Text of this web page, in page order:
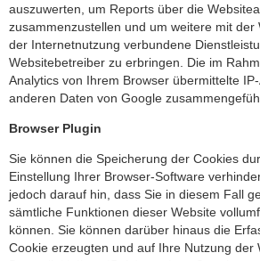
auszuwerten, um Reports über die
zusammenzustellen und um weitere mit der
der Internetnutzung verbundene
Websitebetreiber zu erbringen. Die im
Analytics von Ihrem Browser übermittelte
anderen Daten von Google
Browser Plugin
Sie können die Speicherung der Cookies
Einstellung Ihrer Browser-Software
jedoch darauf hin, dass Sie in diesem Fall
sämtliche Funktionen dieser Website
können. Sie können darüber hinaus die
Cookie erzeugten und auf Ihre Nutzung der